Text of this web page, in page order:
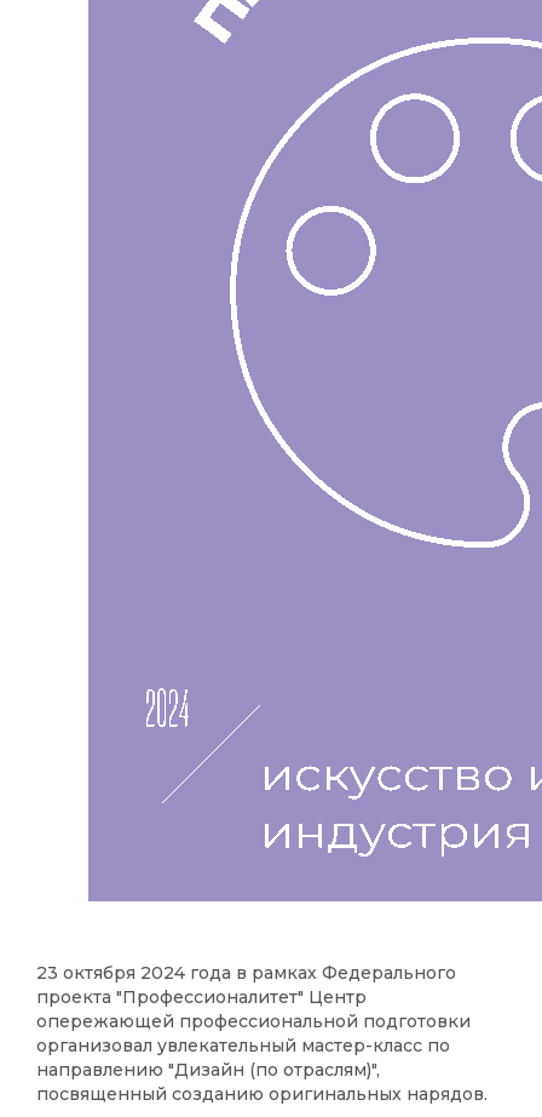
23 октября 2024 года в рамках Федерального
проекта "Профессионалитет" Центр
опережающей профессиональной подготовки
организовал увлекательный мастер-класс по
направлению "Дизайн (по отраслям)",
посвященный созданию оригинальных нарядов.